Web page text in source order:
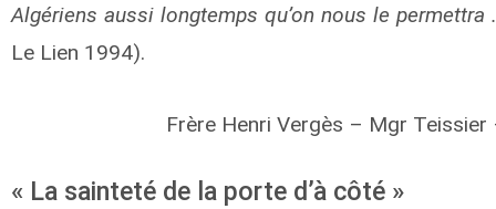
Algériens aussi longtemps qu’on nous le permettra
Le Lien 1994).
Frère Henri Vergès – Mgr Teissier
« La sainteté de la porte d’à côté »